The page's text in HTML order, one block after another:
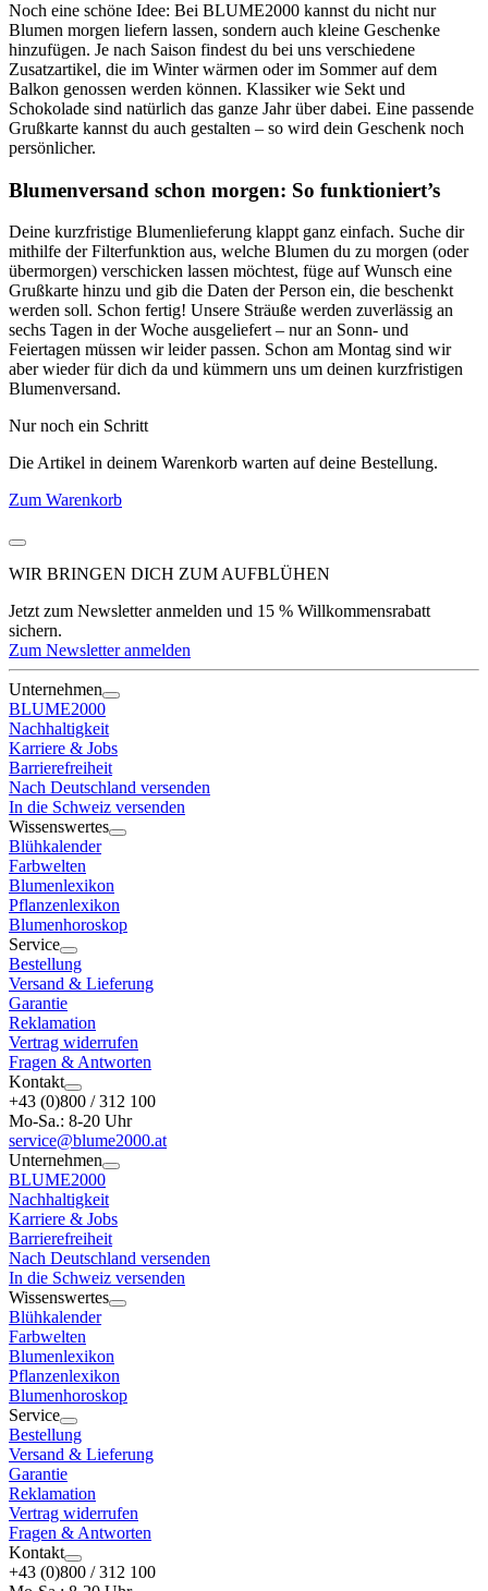
Noch eine schöne Idee: Bei BLUME2000 kannst du nicht nur
Blumen morgen liefern lassen, sondern auch kleine Geschenke
hinzufügen. Je nach Saison findest du bei uns verschiedene
Zusatzartikel, die im Winter wärmen oder im Sommer auf dem
Balkon genossen werden können. Klassiker wie Sekt und
Schokolade sind natürlich das ganze Jahr über dabei. Eine passende
Grußkarte kannst du auch gestalten – so wird dein Geschenk noch
persönlicher.
Blumenversand schon morgen: So funktioniert’s
Deine kurzfristige Blumenlieferung klappt ganz einfach. Suche dir
mithilfe der Filterfunktion aus, welche Blumen du zu morgen (oder
übermorgen) verschicken lassen möchtest, füge auf Wunsch eine
Grußkarte hinzu und gib die Daten der Person ein, die beschenkt
werden soll. Schon fertig! Unsere Sträuße werden zuverlässig an
sechs Tagen in der Woche ausgeliefert – nur an Sonn- und
Feiertagen müssen wir leider passen. Schon am Montag sind wir
aber wieder für dich da und kümmern uns um deinen kurzfristigen
Blumenversand.
Nur noch ein Schritt
Die Artikel in deinem Warenkorb warten auf deine Bestellung.
Zum Warenkorb
WIR BRINGEN DICH ZUMAUFBLÜHEN
Jetzt zum Newsletter anmelden und 15 % Willkommensrabatt
sichern.
Zum Newsletter anmelden
Unternehmen
BLUME2000
Nachhaltigkeit
Karriere & Jobs
Barrierefreiheit
Nach Deutschland versenden
In die Schweiz versenden
Wissenswertes
Blühkalender
Farbwelten
Blumenlexikon
Pflanzenlexikon
Blumenhoroskop
Service
Bestellung
Versand & Lieferung
Garantie
Reklamation
Vertrag widerrufen
Fragen & Antworten
Kontakt
+43 (0)800 / 312 100
Mo-Sa.: 8-20 Uhr
service@blume2000.at
Unternehmen
BLUME2000
Nachhaltigkeit
Karriere & Jobs
Barrierefreiheit
Nach Deutschland versenden
In die Schweiz versenden
Wissenswertes
Blühkalender
Farbwelten
Blumenlexikon
Pflanzenlexikon
Blumenhoroskop
Service
Bestellung
Versand & Lieferung
Garantie
Reklamation
Vertrag widerrufen
Fragen & Antworten
Kontakt
+43 (0)800 / 312 100